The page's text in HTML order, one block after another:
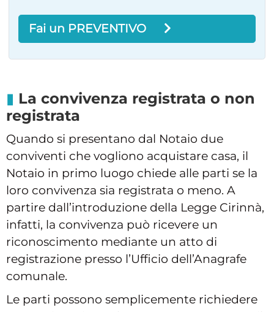
Fai un PREVENTIVO
La convivenza registrata o non
registrata
Quando si presentano dal Notaio due
conviventi che vogliono acquistare casa, il
Notaio in primo luogo chiede alle parti se la
loro convivenza sia registrata o meno. A
partire dall’introduzione della Legge Cirinnà,
infatti, la convivenza può ricevere un
riconoscimento mediante un atto di
registrazione presso l’Ufficio dell’Anagrafe
comunale.
Le parti possono semplicemente richiedere